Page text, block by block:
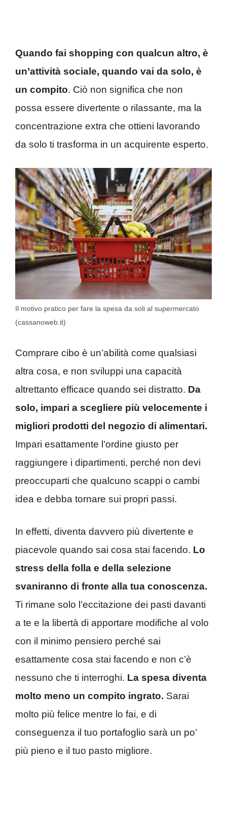
Quando fai shopping con qualcun altro, è
un’attività sociale, quando vai da solo, è
un compito. Ciò non significa che non
possa essere divertente o rilassante, ma la
concentrazione extra che ottieni lavorando
da solo ti trasforma in un acquirente esperto.
Il motivo pratico per fare la spesa da soli al supermercato
(cassanoweb.it)
Comprare cibo è un’abilità come qualsiasi
altra cosa, e non sviluppi una capacità
altrettanto efficace quando sei distratto. Da
solo, impari a scegliere più velocemente i
migliori prodotti del negozio di alimentari.
Impari esattamente l’ordine giusto per
raggiungere i dipartimenti, perché non devi
preoccuparti che qualcuno scappi o cambi
idea e debba tornare sui propri passi.
In effetti, diventa davvero più divertente e
piacevole quando sai cosa stai facendo. Lo
stress della folla e della selezione
svaniranno di fronte alla tua conoscenza.
Ti rimane solo l’eccitazione dei pasti davanti
a te e la libertà di apportare modifiche al volo
con il minimo pensiero perché sai
esattamente cosa stai facendo e non c’è
nessuno che ti interroghi. La spesa diventa
molto meno un compito ingrato. Sarai
molto più felice mentre lo fai, e di
conseguenza il tuo portafoglio sarà un po’
più pieno e il tuo pasto migliore.